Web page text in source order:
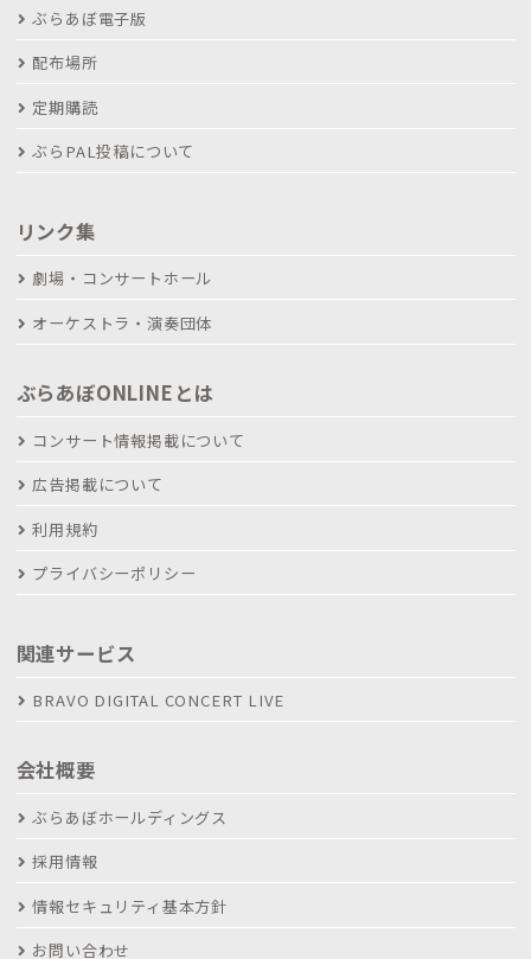
ぶらあぼ電子版
配布場所
定期購読
ぶらPAL投稿について
リンク集
劇場・コンサートホール
オーケストラ・演奏団体
ぶらあぼONLINEとは
コンサート情報掲載について
広告掲載について
利用規約
プライバシーポリシー
関連サービス
BRAVO DIGITAL CONCERT LIVE
会社概要
ぶらあぼホールディングス
採用情報
情報セキュリティ基本方針
お問い合わせ